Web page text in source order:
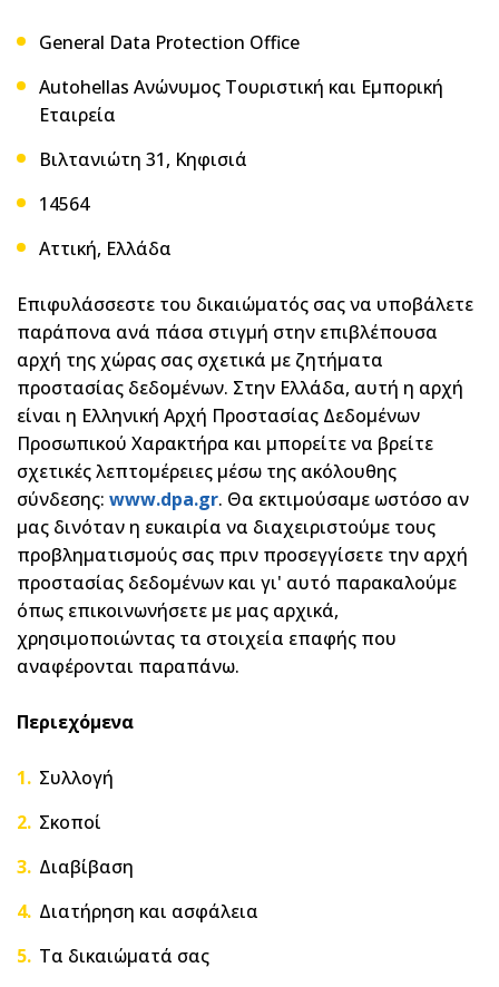
General Data Protection Office
Autohellas Ανώνυμος Τουριστική και Εμπορική
Εταιρεία
Βιλτανιώτη 31, Κηφισιά
14564
Αττική, Ελλάδα
Επιφυλάσσεστε του δικαιώματός σας να υποβάλετε
παράπονα ανά πάσα στιγμή στην επιβλέπουσα
αρχή της χώρας σας σχετικά με ζητήματα
προστασίας δεδομένων. Στην Ελλάδα, αυτή η αρχή
είναι η Ελληνική Αρχή Προστασίας Δεδομένων
Προσωπικού Χαρακτήρα και μπορείτε να βρείτε
σχετικές λεπτομέρειες μέσω της ακόλουθης
σύνδεσης: www.dpa.gr. Θα εκτιμούσαμε ωστόσο αν
μας δινόταν η ευκαιρία να διαχειριστούμε τους
προβληματισμούς σας πριν προσεγγίσετε την αρχή
προστασίας δεδομένων και γι' αυτό παρακαλούμε
όπως επικοινωνήσετε με μας αρχικά,
χρησιμοποιώντας τα στοιχεία επαφής που
αναφέρονται παραπάνω.
Περιεχόμενα
Συλλογή
Σκοποί
Διαβίβαση
Διατήρηση και ασφάλεια
Τα δικαιώματά σας